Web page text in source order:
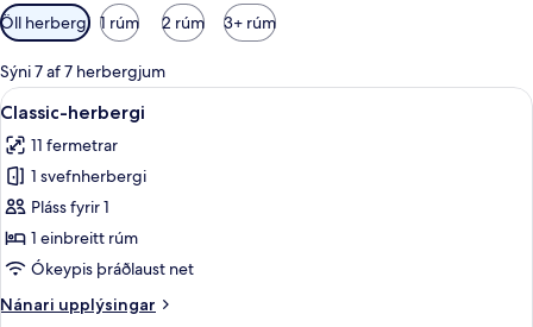
Síur
í
boði
fyrir
herbergi
Öll herbergi 1 rúm 2 rúm 3+ rúm
Sýni 7 af 7 herbergjum
Skoða
allar
myndir
fyrir
Classic-
herbergi
Classic-herbergi | Rúmföt af bestu
5
Classic-herbergi
11 fermetrar
1 svefnherbergi
Pláss fyrir 1
1 einbreitt rúm
Ókeypis þráðlaust net
Nánari upplýsingar
Nánari